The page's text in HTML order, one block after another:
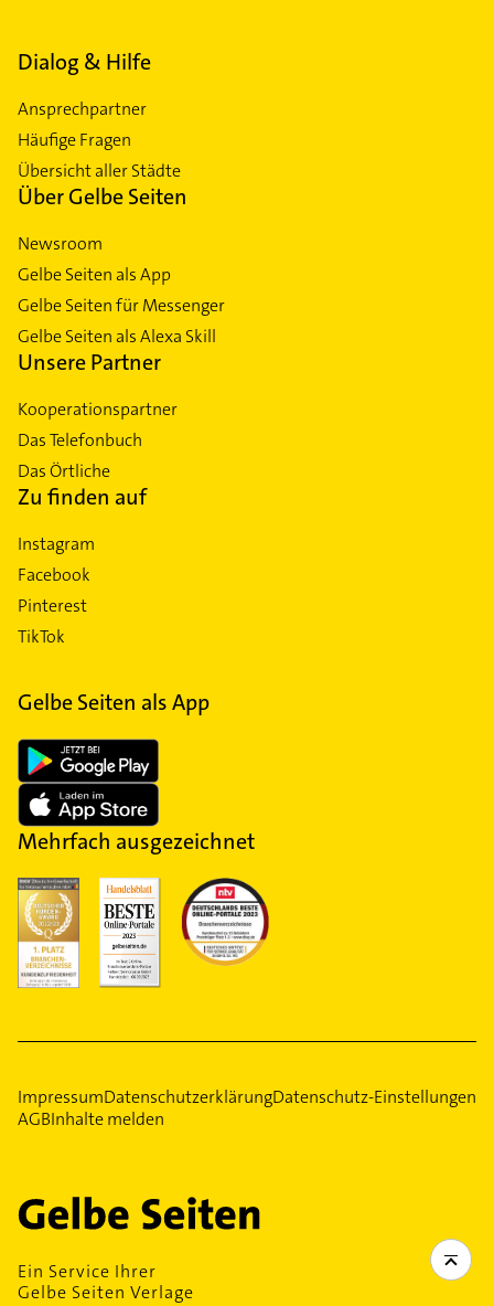
Dialog & Hilfe
Ansprechpartner
Häufige Fragen
Übersicht aller Städte
Über Gelbe Seiten
Newsroom
Gelbe Seiten als App
Gelbe Seiten für Messenger
Gelbe Seiten als Alexa Skill
Unsere Partner
Kooperationspartner
Das Telefonbuch
Das Örtliche
Zu finden auf
Instagram
Facebook
Pinterest
TikTok
Gelbe Seiten als App
Mehrfach ausgezeichnet
ImpressumDatenschutzerklärungDatenschutz-Einstellungen
AGBInhalte melden
Ein Service Ihrer
Gelbe Seiten Verlage